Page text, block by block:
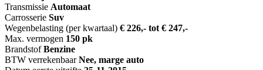
Transmissie Automaat
Carrosserie Suv
Wegenbelasting (per kwartaal) € 226,- tot € 247,-
Max. vermogen 150 pk
Brandstof Benzine
BTW verrekenbaar Nee, marge auto